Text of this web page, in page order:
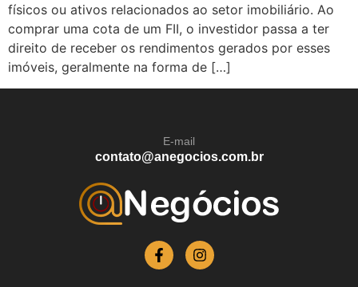
físicos ou ativos relacionados ao setor imobiliário. Ao
comprar uma cota de um FII, o investidor passa a ter
direito de receber os rendimentos gerados por esses
imóveis, geralmente na forma de […]
E-mail
contato@anegocios.com.br